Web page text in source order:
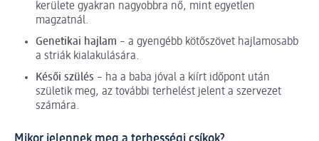
kerülete gyakran nagyobbra nő, mint egyetlen
magzatnál.
Genetikai hajlam – a gyengébb kötőszövet hajlamosabb
a striák kialakulására.
Késői szülés – ha a baba jóval a kiírt időpont után
születik meg, az további terhelést jelent a szervezet
számára.